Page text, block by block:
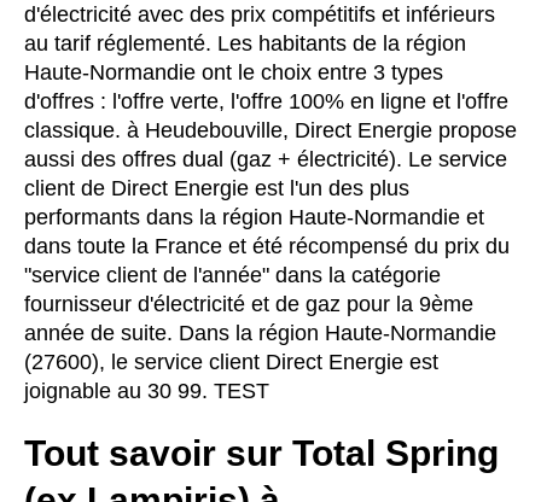
d'électricité avec des prix compétitifs et inférieurs
au tarif réglementé. Les habitants de la région
Haute-Normandie ont le choix entre 3 types
d'offres : l'offre verte, l'offre 100% en ligne et l'offre
classique. à Heudebouville, Direct Energie propose
aussi des offres dual (gaz + électricité). Le service
client de Direct Energie est l'un des plus
performants dans la région Haute-Normandie et
dans toute la France et été récompensé du prix du
"service client de l'année" dans la catégorie
fournisseur d'électricité et de gaz pour la 9ème
année de suite. Dans la région Haute-Normandie
(27600), le service client Direct Energie est
joignable au 30 99. TEST
Tout savoir sur Total Spring